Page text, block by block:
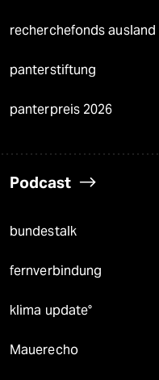
recherchefonds ausland
panterstiftung
panterpreis 2026
Podcast
bundestalk
fernverbindung
klima update°
Mauerecho